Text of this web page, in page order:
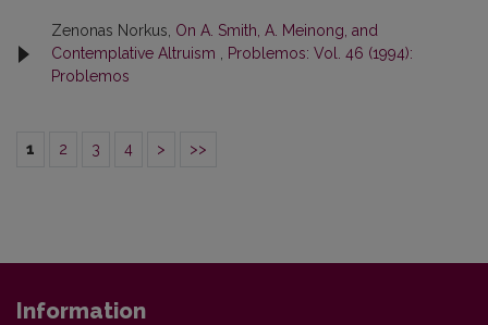
Zenonas Norkus, On A. Smith, A. Meinong, and
Contemplative Altruism
Problemos: Vol. 46 (1994):
Problemos
1 2 3 4 > >>
Information